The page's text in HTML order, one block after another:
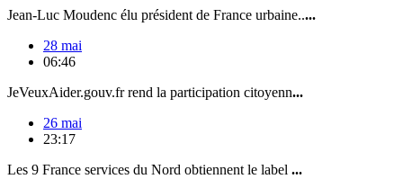
Jean-Luc Moudenc élu président de France urbaine.....
28 mai
06:46
JeVeuxAider.gouv.fr rend la participation citoyenn...
26 mai
23:17
Les 9 France services du Nord obtiennent le label ...